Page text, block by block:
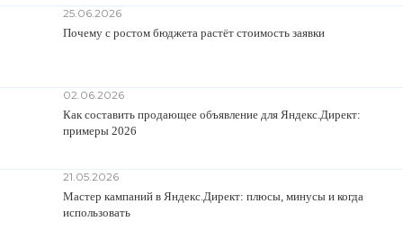
25.06.2026
Почему с ростом бюджета растёт стоимость заявки
02.06.2026
Как составить продающее объявление для Яндекс.Директ:
примеры 2026
21.05.2026
Мастер кампаний в Яндекс.Директ: плюсы, минусы и когда
использовать